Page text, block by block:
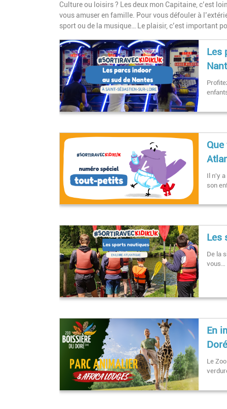
Culture ou loisirs ? Les deux mon Capitaine, c’est
vous amuser en famille. Pour vous défouler à
sport ou de la musique… Le plaisir, c’est important
Les
Il n'y
son
Les
De la
vous…
En
Doré
Le